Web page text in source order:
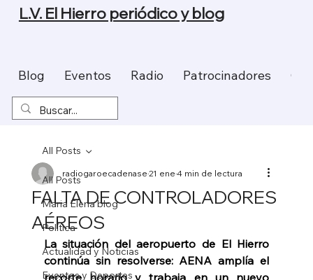
Blog Eventos Radio Patrocinadores
L.V. El Hierro periódico y blog
All Posts
Maria Elena blog
Política
Actualidad y Noticias
Eventos y Deportes
All Posts
FALTA DE CONTROLADORES
AÉREOS
radiogaroecadenase21 ene4 min de lectura
La situación del aeropuerto de El Hierro
continúa sin resolverse: AENA amplía el
recorte horario y trabaja en un nuevo